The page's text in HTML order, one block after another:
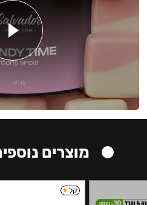
מוצרים
קל